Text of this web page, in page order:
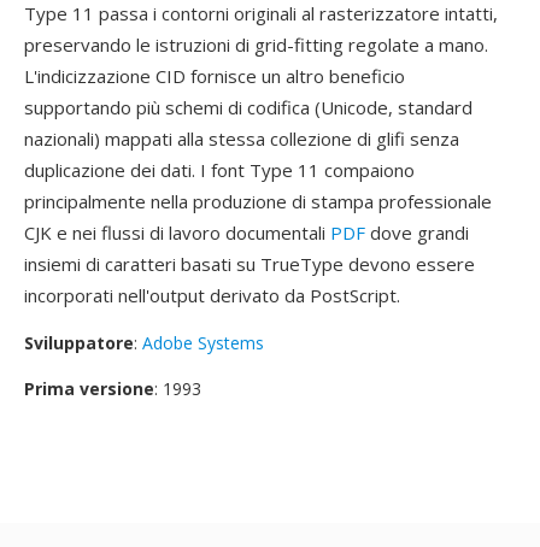
Type 11 passa i contorni originali al rasterizzatore intatti,
preservando le istruzioni di grid-fitting regolate a mano.
L'indicizzazione CID fornisce un altro beneficio
supportando più schemi di codifica (Unicode, standard
nazionali) mappati alla stessa collezione di glifi senza
duplicazione dei dati. I font Type 11 compaiono
principalmente nella produzione di stampa professionale
CJK e nei flussi di lavoro documentali PDF dove grandi
insiemi di caratteri basati su TrueType devono essere
incorporati nell'output derivato da PostScript.
Sviluppatore: Adobe Systems
Prima versione: 1993